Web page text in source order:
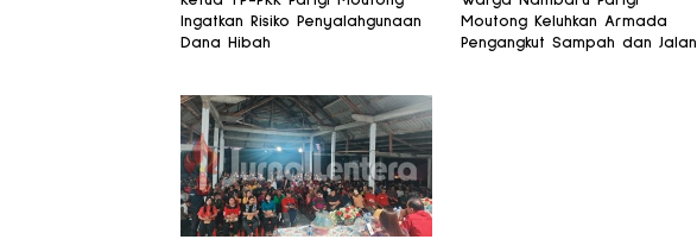
Ingatkan Risiko Penyalahgunaan
Dana Hibah
Moutong Keluhkan Armada
Pengangkut Sampah dan Jalan